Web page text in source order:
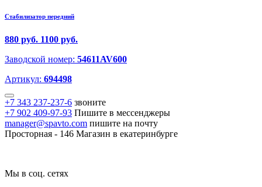
Стабилизатор передний
880 руб. 1100 руб.
Заводской номер: 54611AV600
Артикул: 694498
+7 343 237-237-6 звоните
+7 902 409-97-93 Пишите в мессенджеры
manager@spavto.com пишите на почту
Просторная - 146 Магазин в екатеринбурге
Мы в соц. сетях